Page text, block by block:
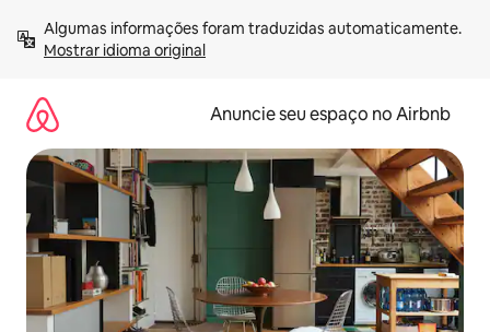
para
Mostrar idioma original
Anuncie seu espaço no Airbnb